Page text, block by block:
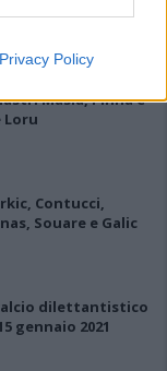
Privacy Policy
e Cherchi
Masia, Pinna e
Loru
Contucci,
Souare e Galic
dilettantistico
gennaio 2021